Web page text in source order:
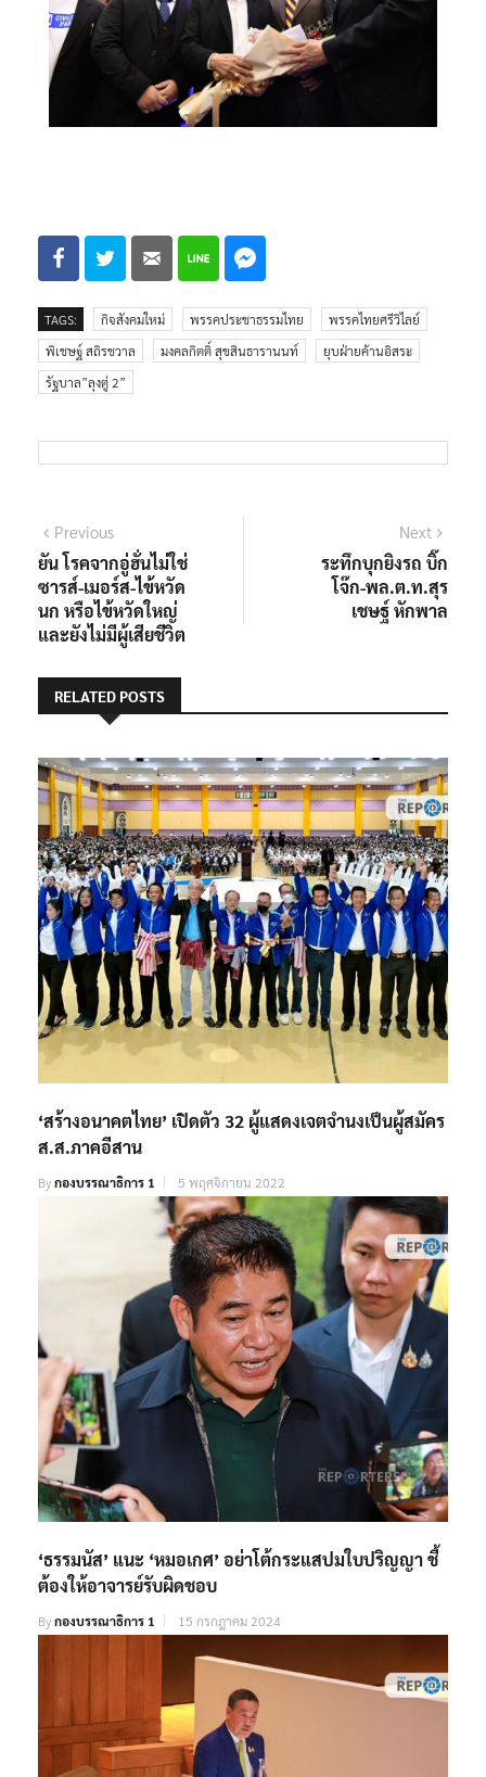
TAGS: กิจสังคมใหม่ พรรคประชาธรรมไทย
พรรคไทยศรีวิไลย์
พิเชษฐ์ สถิรชวาล
มงคลกิตติ์ สุขสินธารานนท์
ยุบฝ่ายค้านอิสระ
รัฐบาล”ลุงตู่ 2”
Previous
ยัน โรคจากอู่ฮั่นไม่ใช่
ซารส์-เมอร์ส-ไข้หวัด
นก หรือไข้หวัดใหญ่
และยังไม่มีผู้เสียชีวิต
Next
ระทึกบุกยิงรถ บิ๊ก
โจ๊ก-พล.ต.ท.สุร
เชษฐ์ หักพาล
RELATED POSTS
‘สร้างอนาคตไทย’ เปิดตัว 32 ผู้แสดงเจตจำนงเป็นผู้สมัคร
ส.ส.ภาคอีสาน
Byกองบรรณาธิการ 1 5 พฤศจิกายน 2022
‘ธรรมนัส’ แนะ ‘หมอเกศ’ อย่าโต้กระแสปมใบปริญญา ชี้
ต้องให้อาจารย์รับผิดชอบ
Byกองบรรณาธิการ 1 15 กรกฎาคม 2024